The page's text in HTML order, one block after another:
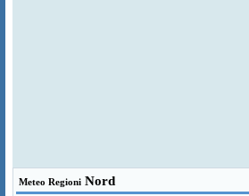
Meteo RegioniNord